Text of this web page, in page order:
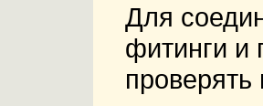
Для
фитинги и